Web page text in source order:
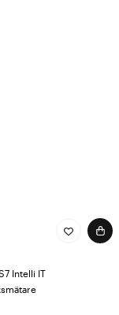
Intelli IT